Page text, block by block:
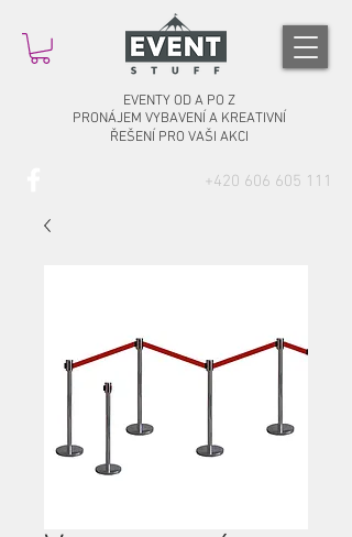
EVENTY OD A PO Z
PRONÁJEM VYBAVENÍ A KREATIVNÍ
ŘEŠENÍ PRO VAŠI AKCI
‭+420 606 605 111